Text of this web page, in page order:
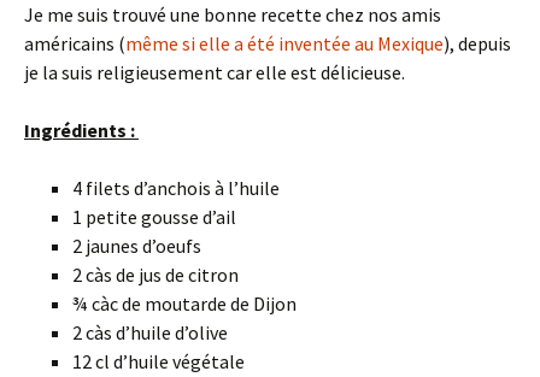
Je me suis trouvé une bonne recette chez nos amis
américains (même si elle a été inventée au Mexique), depuis
je la suis religieusement car elle est délicieuse.
Ingrédients :
4 filets d’anchois à l’huile
1 petite gousse d’ail
2 jaunes d’oeufs
2 càs de jus de citron
¾ càc de moutarde de Dijon
2 càs d’huile d’olive
12 cl d’huile végétale